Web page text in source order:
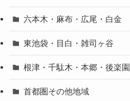
六本木・麻布・広尾・白金
東池袋・目白・雑司ヶ谷
根津・千駄木・本郷・後楽園
首都圏その他地域